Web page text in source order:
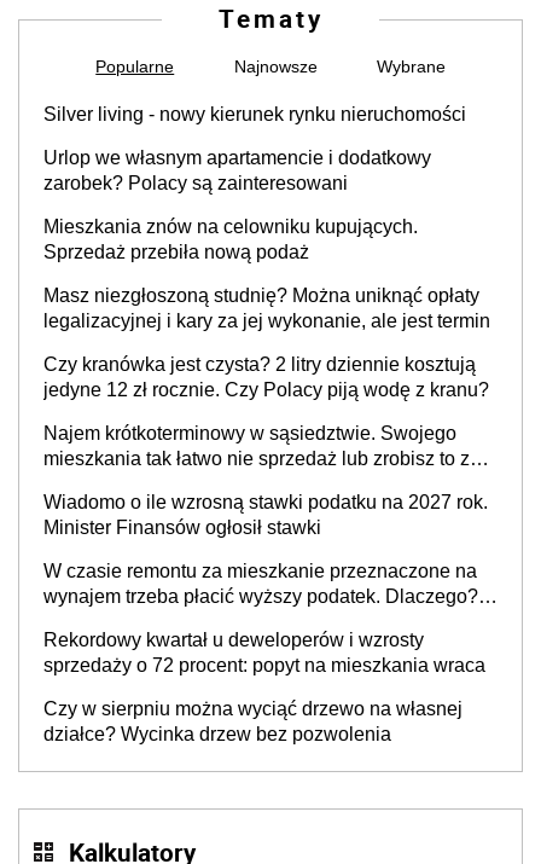
Tematy
Popularne Najnowsze Wybrane
Silver living - nowy kierunek rynku nieruchomości
Urlop we własnym apartamencie i dodatkowy
zarobek? Polacy są zainteresowani
Mieszkania znów na celowniku kupujących.
Sprzedaż przebiła nową podaż
Masz niezgłoszoną studnię? Można uniknąć opłaty
legalizacyjnej i kary za jej wykonanie, ale jest termin
Czy kranówka jest czysta? 2 litry dziennie kosztują
jedyne 12 zł rocznie. Czy Polacy piją wodę z kranu?
Najem krótkoterminowy w sąsiedztwie. Swojego
mieszkania tak łatwo nie sprzedaż lub zrobisz to ze
Wiadomo o ile wzrosną stawki podatku na 2027 rok.
Minister Finansów ogłosił stawki
W czasie remontu za mieszkanie przeznaczone na
wynajem trzeba płacić wyższy podatek. Dlaczego?
Rekordowy kwartał u deweloperów i wzrosty
sprzedaży o 72 procent: popyt na mieszkania wraca
Czy w sierpniu można wyciąć drzewo na własnej
działce? Wycinka drzew bez pozwolenia
Kalkulatory